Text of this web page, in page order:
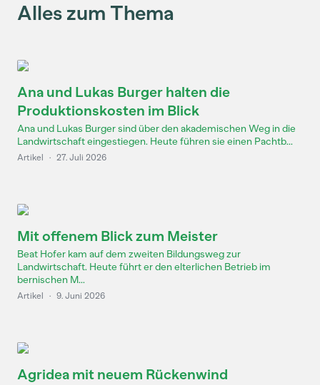
Alles zum Thema
Ana und Lukas Burger halten die
Produktionskosten im Blick
Ana und Lukas Burger sind über den akademischen Weg in die
Landwirtschaft eingestiegen. Heute führen sie einen Pachtb...
Artikel · 27. Juli 2026
Mit offenem Blick zum Meister
Beat Hofer kam auf dem zweiten Bildungsweg zur
Landwirtschaft. Heute führt er den elterlichen Betrieb im
bernischen M...
Artikel · 9. Juni 2026
Agridea mit neuem Rückenwind